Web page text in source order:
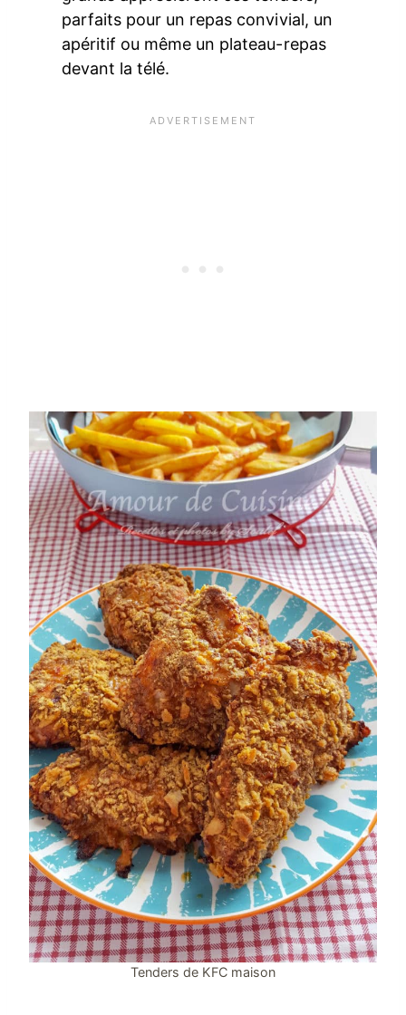
parfaits pour un repas convivial, un
apéritif ou même un plateau-repas
devant la télé.
Tenders de KFC maison